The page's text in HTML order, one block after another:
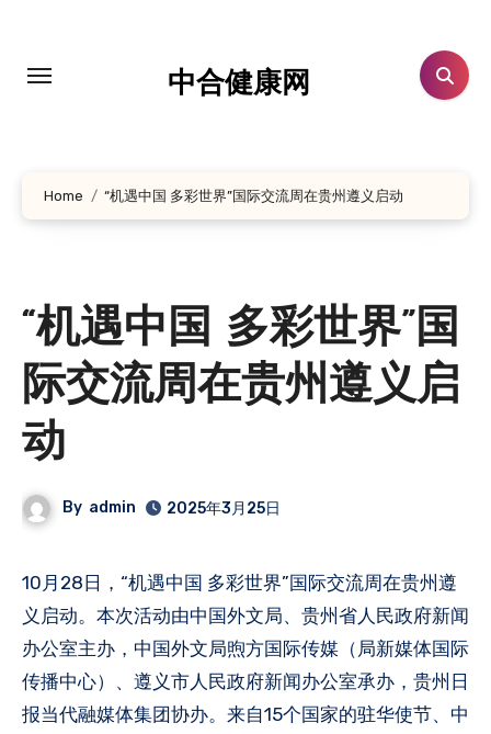
中合健康网
Home “机遇中国 多彩世界”国际交流周在贵州遵义启动
“机遇中国 多彩世界”国
际交流周在贵州遵义启
动
By admin 2025年3月25日
10月28日，“机遇中国 多彩世界”国际交流周在贵州遵
义启动。本次活动由中国外文局、贵州省人民政府新闻
办公室主办，中国外文局煦方国际传媒（局新媒体国际
传播中心）、遵义市人民政府新闻办公室承办，贵州日
报当代融媒体集团协办。来自15个国家的驻华使节、中